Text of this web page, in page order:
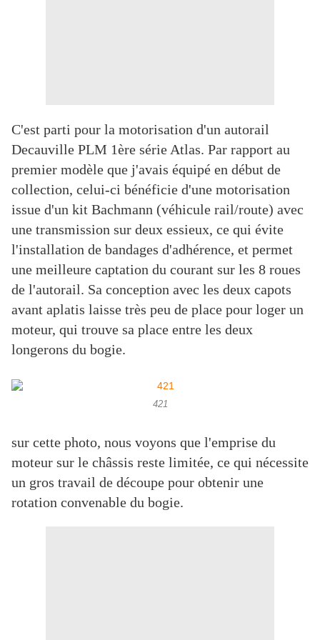
C'est parti pour la motorisation d'un autorail
Decauville PLM 1ère série Atlas. Par rapport au
premier modèle que j'avais équipé en début de
collection, celui-ci bénéficie d'une motorisation
issue d'un kit Bachmann (véhicule rail/route) avec
une transmission sur deux essieux, ce qui évite
l'installation de bandages d'adhérence, et permet
une meilleure captation du courant sur les 8 roues
de l'autorail. Sa conception avec les deux capots
avant aplatis laisse très peu de place pour loger un
moteur, qui trouve sa place entre les deux
longerons du bogie.
421
sur cette photo, nous voyons que l'emprise du
moteur sur le châssis reste limitée, ce qui nécessite
un gros travail de découpe pour obtenir une
rotation convenable du bogie.